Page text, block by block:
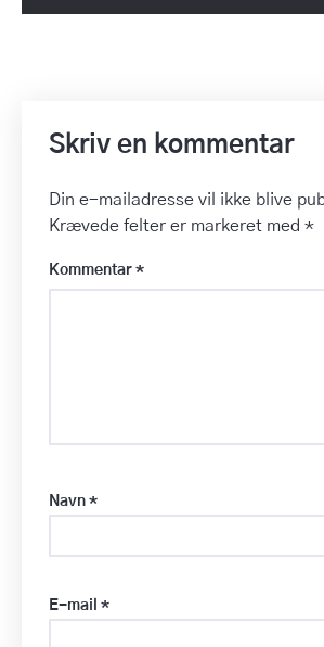
Skriv en kommentar
Din e-mailadresse vil ikke blive
Krævede felter er markeret med *
Kommentar *
Navn *
E-mail *